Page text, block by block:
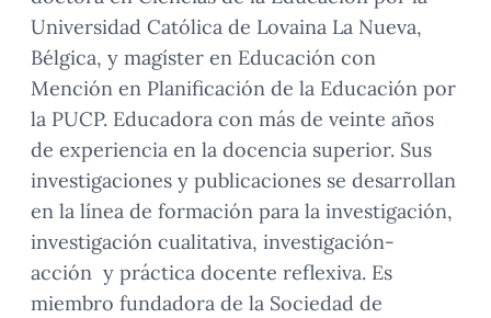
Universidad Católica de Lovaina La Nueva,
Bélgica, y magíster en Educación con
Mención en Planificación de la Educación por
la PUCP. Educadora con más de veinte años
de experiencia en la docencia superior. Sus
investigaciones y publicaciones se desarrollan
en la línea de formación para la investigación,
investigación cualitativa, investigación-
acción y práctica docente reflexiva. Es
miembro fundadora de la Sociedad de